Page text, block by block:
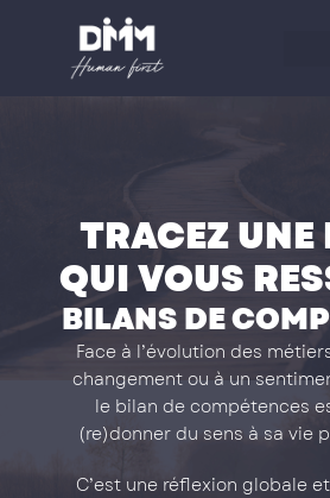
TRACEZ UNE
QUIVOUS
BILANS DE
Face à l’évolution des
changement ou à un
le bilan de compétences
(re)donner du sens à sa vie
C’est une réflexion globale